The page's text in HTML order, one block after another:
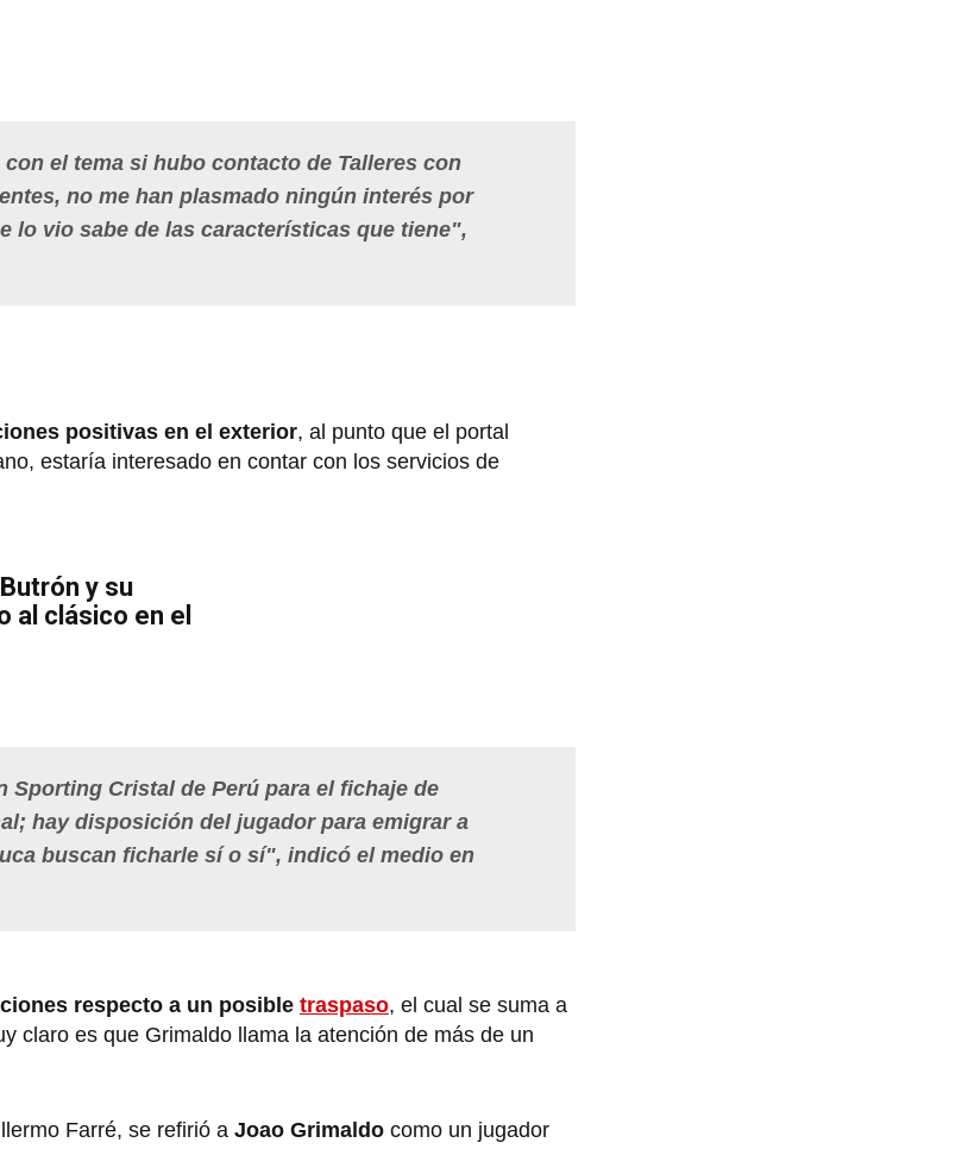
el tema si hubo contacto de Talleres con
no me han plasmado ningún interés por
lo vio sabe de las características que tiene",
positivas en el exterior, al punto que el portal
estaría interesado en contar con los servicios de
y su
al clásico en el
Cristal de Perú para el fichaje de
hay disposición del jugador para emigrar a
buscan ficharle sí o sí", indicó el medio en
respecto a un posible traspaso, el cual se suma a
claro es que Grimaldo llama la atención de más de un
Farré, se refirió a Joao Grimaldo como un jugador